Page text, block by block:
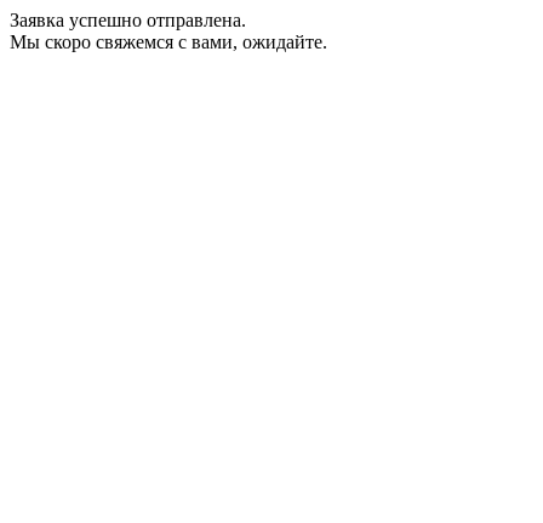
Заявка успешно отправлена.
Мы скоро свяжемся с вами, ожидайте.